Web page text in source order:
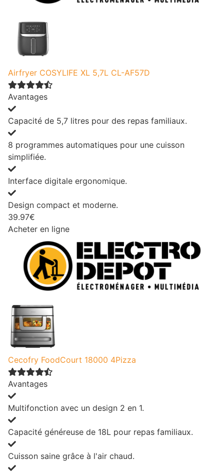
Airfryer COSYLIFE XL 5,7L CL-AF57D
Avantages
Capacité de 5,7 litres pour des repas familiaux.
8 programmes automatiques pour une cuisson
simplifiée.
Interface digitale ergonomique.
Design compact et moderne.
39.97€
Acheter en ligne
Cecofry FoodCourt 18000 4Pizza
Avantages
Multifonction avec un design 2 en 1.
Capacité généreuse de 18L pour repas familiaux.
Cuisson saine grâce à l'air chaud.